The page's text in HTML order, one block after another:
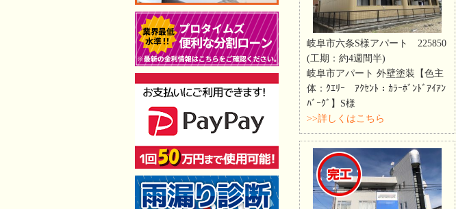
岐阜市六条S様アパート 225850
(工期：約4週間半)
岐阜市アパート 外壁塗装【色主
体：ｸｴﾘｰ ｱｸｾﾝﾄ：ｶﾗｰﾎﾞﾝﾄﾞｱｲｱﾝ
ﾊﾞｰｸﾞ】S様
>>詳しくはこちら